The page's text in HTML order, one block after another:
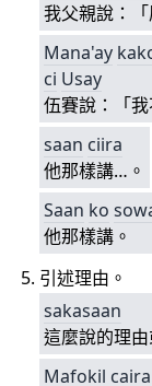
我父親說：
Mana'ay
ci Usay
伍賽說：「
saan ciira
他那樣講…。
Saan ko
他那樣講。
引述理由。
sakasaan
這麼說的理由
Mafokil caira